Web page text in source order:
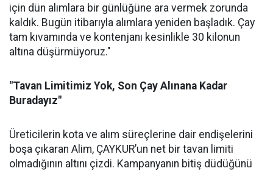
için dün alımlara bir günlüğüne ara vermek zorunda
kaldık. Bugün itibarıyla alımlara yeniden başladık. Çay
tam kıvamında ve kontenjanı kesinlikle 30 kilonun
altına düşürmüyoruz."
"Tavan Limitimiz Yok, Son Çay Alınana Kadar
Buradayız"
Üreticilerin kota ve alım süreçlerine dair endişelerini
boşa çıkaran Alim, ÇAYKUR’un net bir tavan limiti
olmadığının altını çizdi. Kampanyanın bitiş düdüğünü